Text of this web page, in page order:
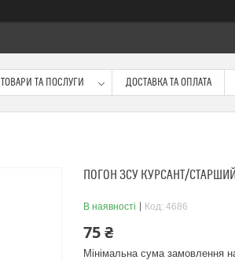
ТОВАРИ ТА ПОСЛУГИ ДОСТАВКА ТА ОПЛАТА
ПОГОН ЗСУ КУРСАНТ/
В наявності Код: 4686
75 ₴
Мінімальна сума замовлення